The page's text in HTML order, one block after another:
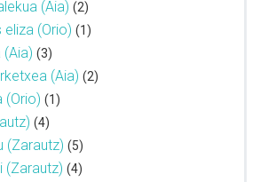
(Aia) (2)
eliza (Orio) (1)
(3)
(Aia) (2)
(Orio) (1)
(4)
(Zarautz) (5)
(Zarautz) (4)